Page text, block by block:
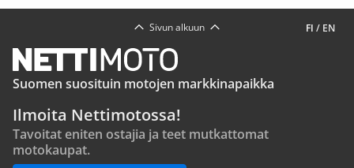
FI / EN
Sivun alkuun
Suomen suosituin motojen markkinapaikka
Ilmoita Nettimotossa!
Tavoitat eniten ostajia ja teet mutkattomat
motokaupat.